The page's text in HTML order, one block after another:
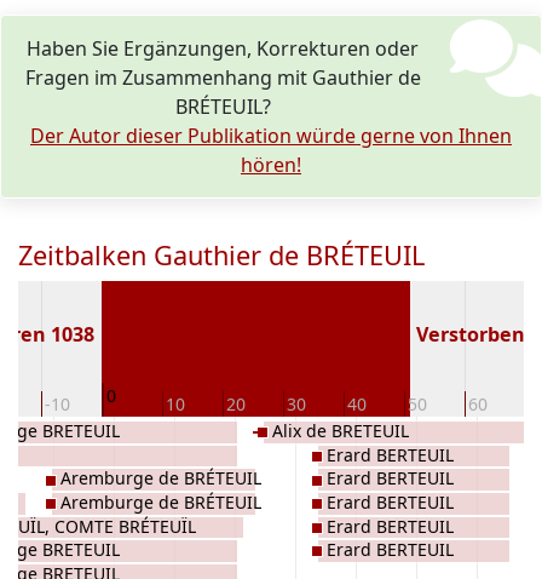
Haben Sie Ergänzungen, Korrekturen oder
Fragen im Zusammenhang mit Gauthier de
BRÉTEUIL?
Der Autor dieser Publikation würde gerne von Ihnen
hören!
Zeitbalken Gauthier de BRÉTEUIL
-10 0 10 20 30 40 50 60
1038 Verstorben (
COMTE BRÉTEUÏL
BRETEUIL
BRETEUIL
BRETEUIL
Aremburge de BRÉTEUIL
Aremburge de BRÉTEUIL
Alix de BRETEUIL
Erard BERTEUIL
Erard BERTEUIL
Erard BERTEUIL
Erard BERTEUIL
Erard BERTEUIL